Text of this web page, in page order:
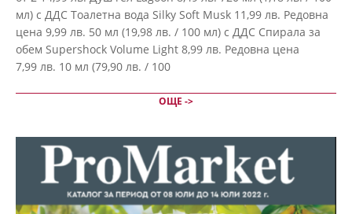
мл) с ДДС Тоалетна вода Silky Soft Musk 11,99 лв. Редовна
цена 9,99 лв. 50 мл (19,98 лв. / 100 мл) с ДДС Спирала за
обем Supershock Volume Light 8,99 лв. Редовна цена
7,99 лв. 10 мл (79,90 лв. / 100
ОЩЕ ->